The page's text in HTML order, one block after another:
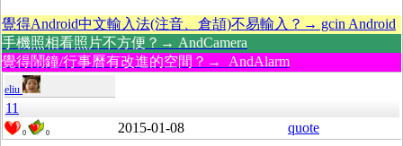
覺得Android中文輸入法(注音、倉頡)不易輸入？→ gcin Android
手機照相看照片不方便？→ AndCamera
覺得鬧鐘/行事曆有改進的空間？→ AndAlarm
eliu
11
0 0 2015-01-08 quote